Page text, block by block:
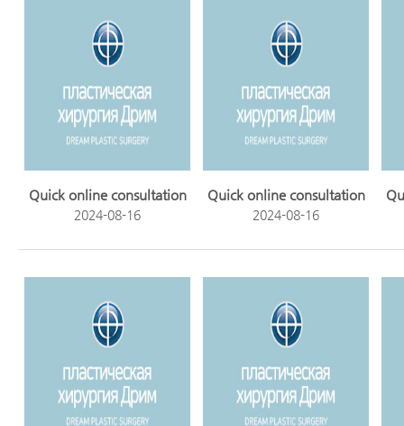
Quick online consultation
2024-08-16
Quick online consultation
2024-08-16